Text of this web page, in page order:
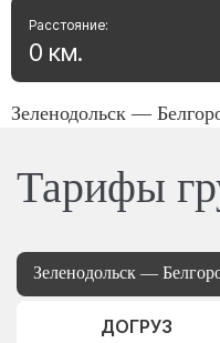
Расстояние:
0 км.
Зеленодольск —
Тарифы
Зеленодольск —
ДОГРУЗ